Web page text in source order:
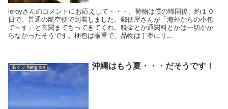
leroyさんのコメントにお応えして・・・。荷物は僕の帰国後、約１０
日で、普通の航空便で到着しました。郵便屋さんが「海外からの小包
で～す」と玄関までもってきてくれ、税金とか通関料とかは一切かか
らなかったそうです。梱包は厳重で、品物は丁寧にリ...
あそぶ hang out 沖縄はもう夏・・・だそうです！